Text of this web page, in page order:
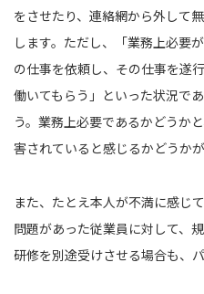
をさせたり、連絡網から外して
します。ただし、「業務上必要
の仕事を依頼し、その仕事を遂
働いてもらう」といった状況で
う。業務上必要であるかどうか
害されていると感じるかどうか
また、たとえ本人が不満に感じ
問題があった従業員に対して、
研修を別途受けさせる場合も、